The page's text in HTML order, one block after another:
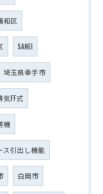
和区
SANEI
埼玉県幸手市
気FF式
機
ス引出し機能
白岡市